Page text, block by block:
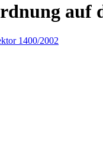
auf